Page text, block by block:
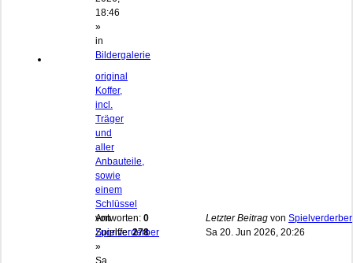
18:46
»
in
Bildergalerie
original
Koffer,
incl.
Träger
und
aller
Anbauteile,
sowie
einem
Schlüssel
von
Spielverderber
»
Sa
Antworten: 0
Zugriffe:278
Letzter Beitrag von Spielverderber
Sa 20. Jun 2026, 20:26